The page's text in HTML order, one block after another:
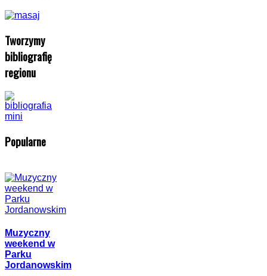
Tworzymy
bibliografię
regionu
Popularne
Muzyczny
weekend w
Parku
Jordanowskim